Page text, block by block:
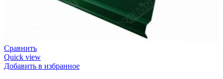
Сравнить
Quick view
Добавить в избранное